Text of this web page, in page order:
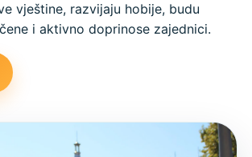
vještine, razvijaju hobije, budu
i aktivno doprinose zajednici.